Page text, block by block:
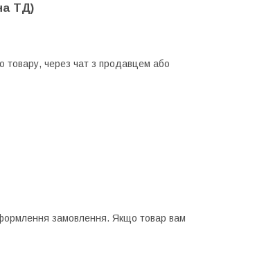
ТД)
товару, через чат з продавцем або
замовлення. Якщо товар вам